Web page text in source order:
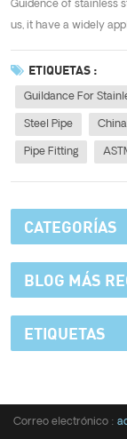
Guidence of stainless
us, it have a widely
Honestly, different
ETIQUETAS :
Guildance For
Steel Pipe
Pipe Fitting
CATEGORÍAS
BLOG MÁS
ETIQUETAS
Correo electrónico :